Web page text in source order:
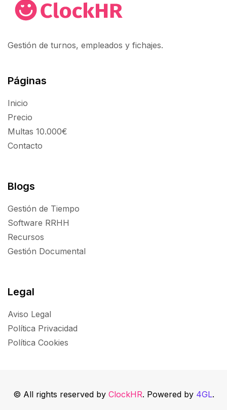
Gestión de turnos, empleados y fichajes.
Páginas
Inicio
Precio
Multas 10.000€
Contacto
Blogs
Gestión de Tiempo
Software RRHH
Recursos
Gestión Documental
Legal
Aviso Legal
Política Privacidad
Política Cookies
© All rights reserved by ClockHR. Powered by 4GL.